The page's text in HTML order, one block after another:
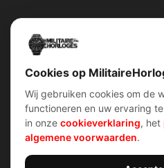
Snel menu
Home
Over ons
Contact
Shop
klantenservice
Verzend & retour
Garantiebeleid
Privacybeleid
Cookies op
Wij gebruiken cookies om de
functioneren en uw ervaring
in onze cookieverklaring, het
algemene voorwaarden.